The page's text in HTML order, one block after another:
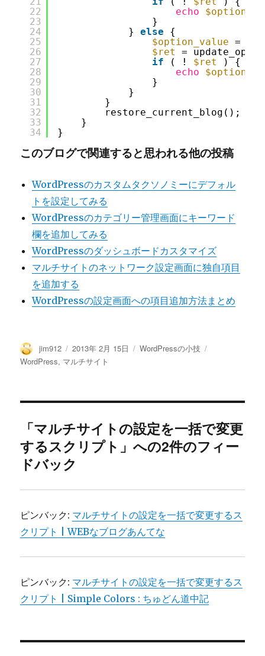
22
23
24
25
26
27
28
29
30
31
32
33
34
echo
}
} else
{
$option_value
=
$ret
=
if
( ! $ret
) {
echo
}
}
}
restore_current_blog();
}
}
このブログで関連すると思われる他の投稿
WordPressのカスタムタクソノミーにデフォル
トを設定してみる
WordPressのカテゴリー管理画面にキーワード
欄を追加してみる
WordPressのダッシュボードカスタマイズ
マルチサイトのネットワーク設定画面に独自項目
を追加する
WordPressの設定画面への項目追加方法まとめ
投
稿
jim912
投
稿
2013年 2月 15日
カ
WordPressの小技
WordPress, マルチサイト
「マルチサイトの設定を一括で変更
するスクリプト」への2件のフィー
ドバック
ピンバック: マルチサイトの設定を一括で変更するス
クリプト | WEBなブログあんてな
ピンバック: マルチサイトの設定を一括で変更するス
クリプト | Simple Colors : ちゅどん道中記